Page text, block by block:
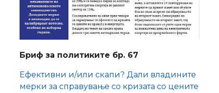
Бриф за политиките бр. 67
Ефективни и/или скапи? Дали владините
мерки за справување со кризата со цените